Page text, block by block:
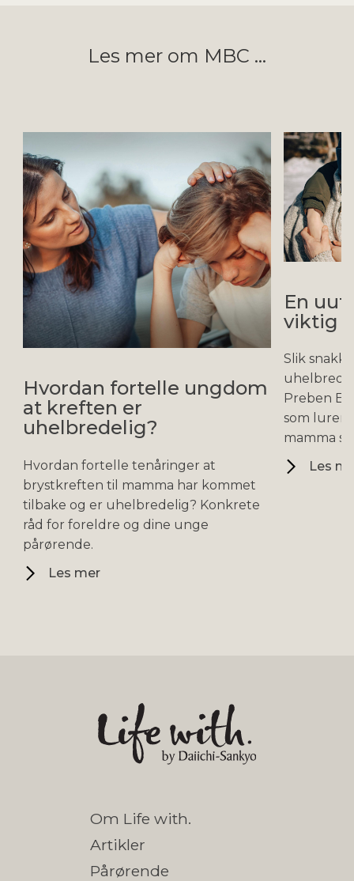
Les mer om MBC ...
Hvordan fortelle ungdom
at kreften er
uhelbredelig?
Hvordan fortelle tenåringer at
brystkreften til mamma har kommet
tilbake og er uhelbredelig? Konkrete
råd for foreldre og dine unge
pårørende.
Les mer
En
viktig
Slik
Preben
som lurer
mamma
Les
Om Life with.
Artikler
Pårørende